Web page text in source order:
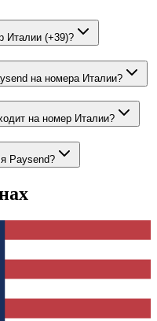
Италии (+39)?
на номера Италии?
на номер Италии?
Paysend?